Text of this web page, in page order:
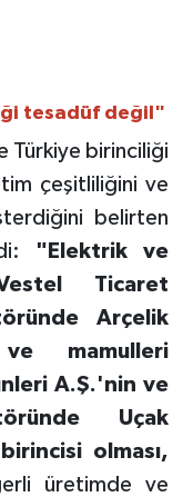
tesadüf değil"
Türkiye birinciliği
çeşitliliğini ve
belirten
"Elektrik ve
Ticaret
Arçelik
mamulleri
A.Ş.'nin ve
Uçak
olması,
üretimde ve